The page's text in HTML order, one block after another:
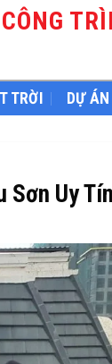
TRỜI DỰ
Uy